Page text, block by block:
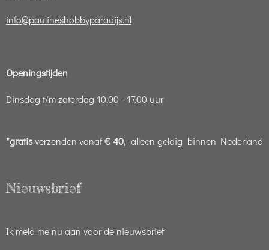
info@paulineshobbyparadijs.nl
Openingstijden
Dinsdag t/m zaterdag 10.00 - 17.00 uur
*gratisverzenden vanaf€ 40,- alleen geldig binnen Nederland
Nieuwsbrief
Ik meld me nu aan voor de nieuwsbrief